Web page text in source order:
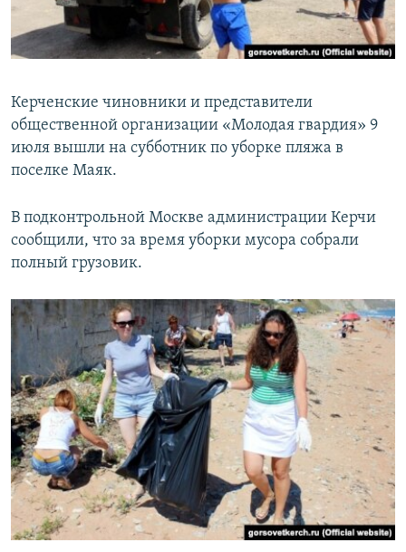
ПОБЕДИТЕЛЕЙ НЕ СУДЯТ?
КРЫМ.НЕПОКОРЕННЫЙ
УКРАИНСКАЯ ПРОБЛЕМА КРЫМА
ПРИСОЕДИНЯЙТЕСЬ!
Все сайты RFE/RL
Керченские чиновники и представители
общественной организации «Молодая гвардия» 9
июля вышли на субботник по уборке пляжа в
поселке Маяк.
В подконтрольной Москве администрации Керчи
сообщили, что за время уборки мусора собрали
полный грузовик.